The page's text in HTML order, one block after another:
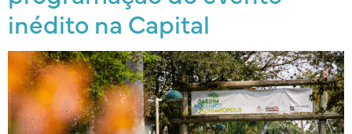
inédito na Capital